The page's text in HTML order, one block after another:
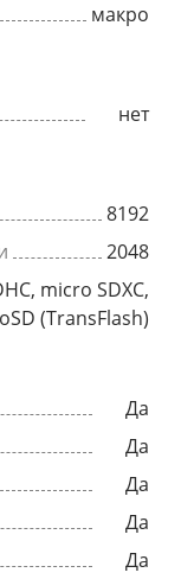
макро
нет
8192
2048
micro SDXC,
(TransFlash)
Да
Да
Да
Да
Да